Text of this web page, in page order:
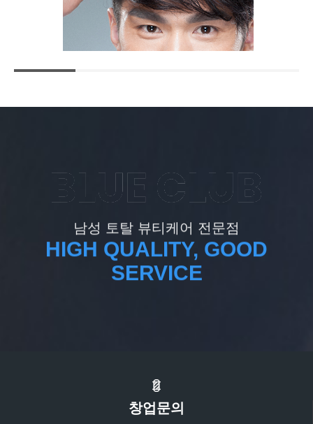
남성 토탈 뷰티케어 전문점
HIGH QUALITY, GOOD
SERVICE
창업문의